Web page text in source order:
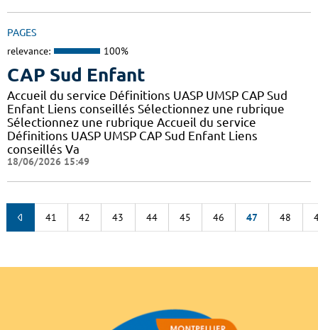
PAGES
relevance: 100%
CAP Sud Enfant
Accueil du service Définitions UASP UMSP CAP Sud
Enfant Liens conseillés Sélectionnez une rubrique
Sélectionnez une rubrique Accueil du service
Définitions UASP UMSP CAP Sud Enfant Liens
conseillés Va
18/06/2026 15:49
41 42 43 44 45 46 47 48